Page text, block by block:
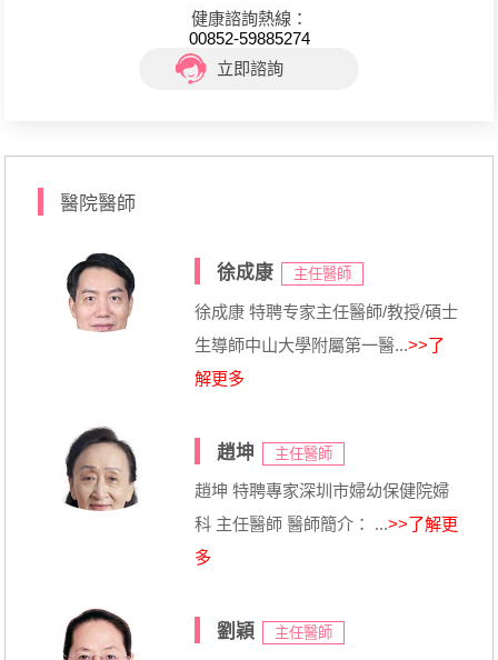
健康諮詢熱線：
00852-59885274
立即諮詢
醫院醫師
徐成康 主任醫師
徐成康 特聘专家主任醫師/教授/碩士
生導師中山大學附屬第一醫...>>了
解更多
趙坤 主任醫師
趙坤 特聘專家深圳市婦幼保健院婦
科 主任醫師 醫師簡介： ...>>了解更
多
劉穎 主任醫師